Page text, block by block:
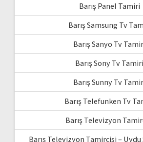
Barış Panel Tamiri
Barış Samsung Tv
Barış Sanyo Tv
Barış Sony Tv Tamiri
Barış Sunny Tv
Barış Telefunken Tv
Barış Televizyon
Barış Televizyon Tamircisi – Uydu